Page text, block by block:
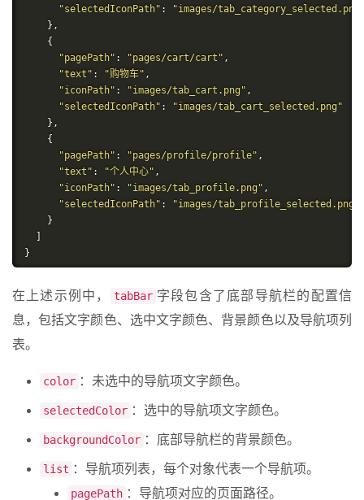
"selectedIconPath" :
"images/
},
{
"pagePath" : "pages/cart/cart" ,
"text" : "购物车" ,
"iconPath" : "images/tab_cart.png" ,
"selectedIconPath" :
"images/tab_cart_selected.png"
},
{
"pagePath" : "pages/profile/profile" ,
"text" : "个人中心" ,
"iconPath" : "images/tab_profile.png" ,
"selectedIconPath" :
"images/tab_profile_selected.png"
}
}
在上述示例中， tabBar 字段包含了底部导航栏的配置信
息，包括文字颜色、选中文字颜色、背景颜色以及导航项列
表。
color ：未选中的导航项文字颜色。
selectedColor ：选中的导航项文字颜色。
backgroundColor ：底部导航栏的背景颜色。
list ：导航项列表，每个对象代表一个导航项。
pagePath ：导航项对应的页面路径。